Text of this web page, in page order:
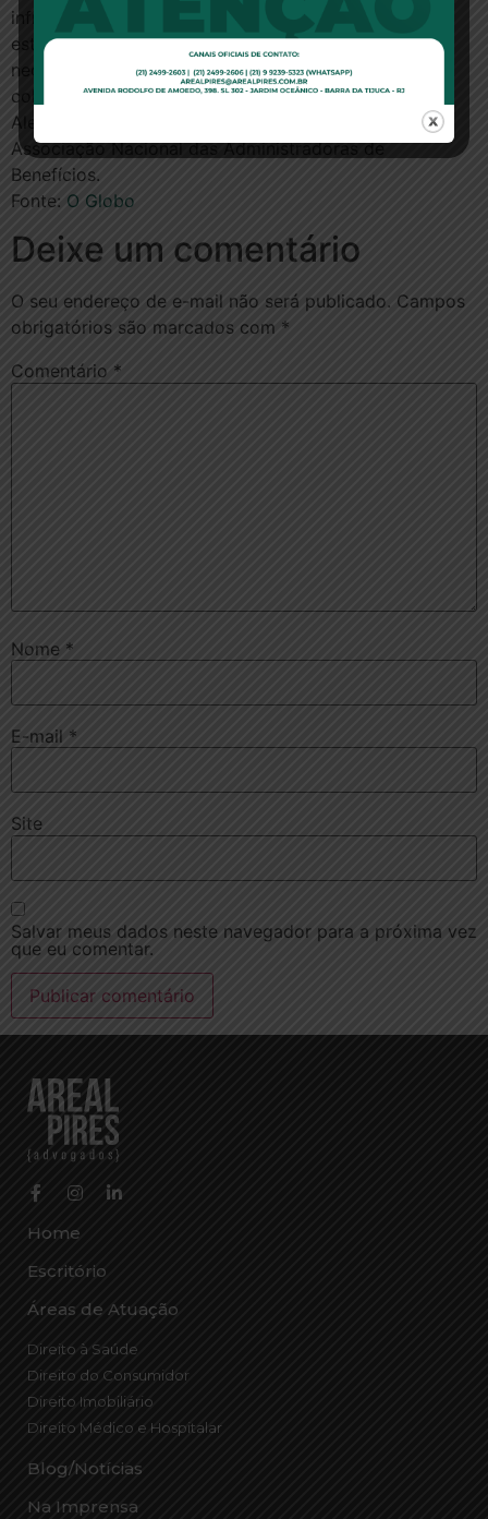
infraestruturas médico-hospitalares, mas que agora
está se esgotando com a escalada de reajustes. É
necessário evitar, portanto, falsas discussões,
colocando a gestão assistencial em primeiro lugar.
Alessandro Acayaba de Toledo é presidente da
Associação Nacional das Administradoras de
Benefícios.
Fonte: O Globo
Deixe um comentário
O seu endereço de e-mail não será publicado. Campos
obrigatórios são marcados com *
Comentário *
Nome *
E-mail *
Site
Salvar meus dados neste navegador para a próxima vez
que eu comentar.
Home
Escritório
Áreas de Atuação
Direito à Saúde
Direito do Consumidor
Direito Imobiliário
Direito Médico e Hospitalar
Blog/Notícias
Na Imprensa